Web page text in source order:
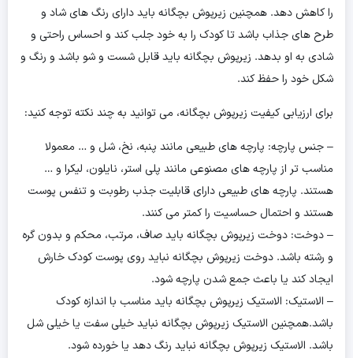
را کاهش دهد. همچنین زیرپوش بچگانه باید دارای رنگ های شاد و
طرح های جذاب باشد تا کودک را به خود جلب کند و احساس راحتی و
شادی به او بدهد. زیرپوش بچگانه باید قابل شست و شو باشد و رنگ و
شکل خود را حفظ کند.
برای ارزیابی کیفیت زیرپوش بچگانه، می توانید به چند نکته توجه کنید:
– جنس پارچه: پارچه های طبیعی مانند پنبه، نخ، شل و … معمولا
مناسب تر از پارچه های مصنوعی مانند پلی استر، نایلون، لیکرا و …
هستند. پارچه های طبیعی دارای قابلیت جذب رطوبت و تنفس پوست
هستند و احتمال حساسیت را کمتر می کنند.
– دوخت: دوخت زیرپوش بچگانه باید صاف، مرتب، محکم و بدون گره
و رشته باشد. دوخت زیرپوش بچگانه نباید روی پوست کودک خارش
ایجاد کند یا باعث جمع شدن پارچه شود.
– الاستیک: الاستیک زیرپوش بچگانه باید مناسب با اندازه کودک
باشد.همچنین الاستیک زیرپوش بچگانه نباید خیلی سفت یا خیلی شل
باشد. الاستیک زیرپوش بچگانه نباید رنگ دهد یا خورده شود.